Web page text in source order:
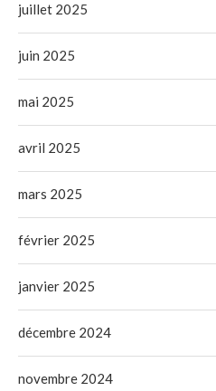
juillet 2025
juin 2025
mai 2025
avril 2025
mars 2025
février 2025
janvier 2025
décembre 2024
novembre 2024